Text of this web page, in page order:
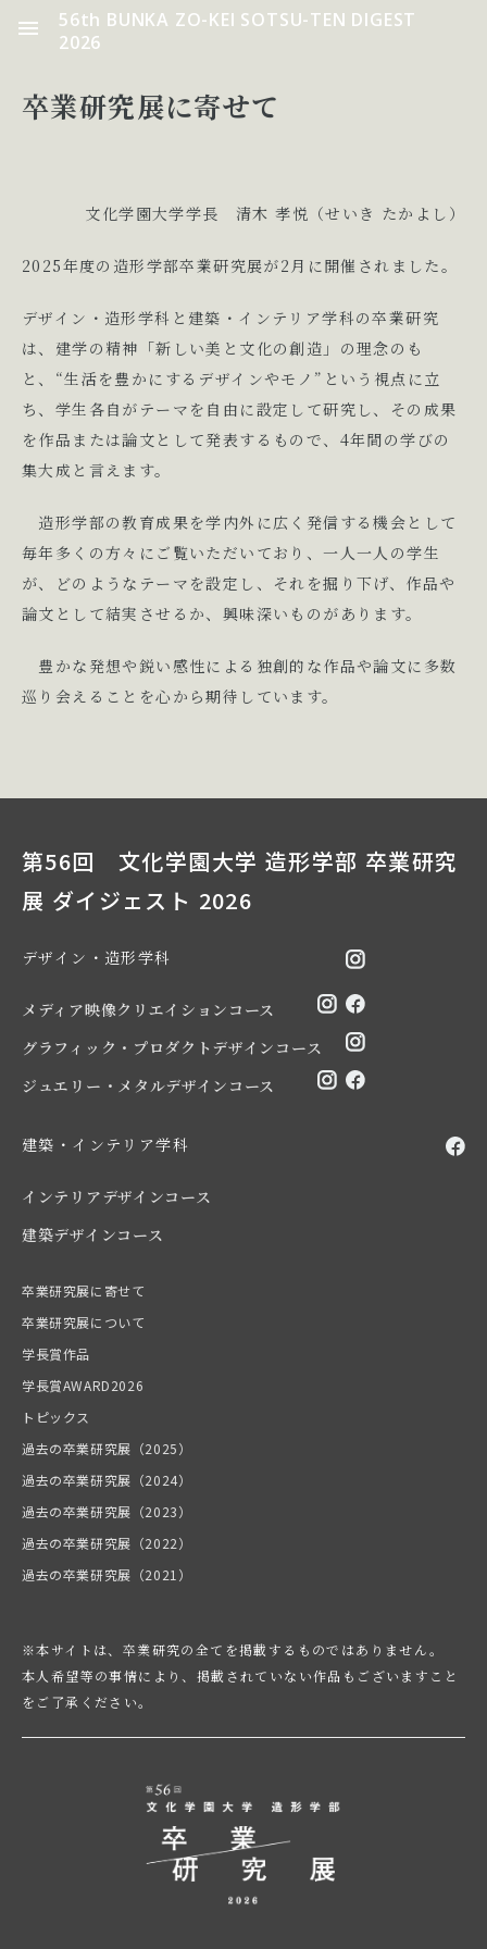
56th BUNKA ZO-KEI SOTSU-TEN DIGEST
2026
卒業研究展に寄せて
文化学園大学学長 清木 孝悦（せいき たかよし）
2025年度の造形学部卒業研究展が2月に開催されました。
デザイン・造形学科と建築・インテリア学科の卒業研究
は、建学の精神「新しい美と文化の創造」の理念のも
と、“生活を豊かにするデザインやモノ”という視点に立
ち、学生各自がテーマを自由に設定して研究し、その成果
を作品または論文として発表するもので、4年間の学びの
集大成と言えます。
造形学部の教育成果を学内外に広く発信する機会として
毎年多くの方々にご覧いただいており、一人一人の学生
が、どのようなテーマを設定し、それを掘り下げ、作品や
論文として結実させるか、興味深いものがあります。
豊かな発想や鋭い感性による独創的な作品や論文に多数
巡り会えることを心から期待しています。
第56回 文化学園大学 造形学部 卒業研究
展 ダイジェスト 2026
デザイン・造形学科
メディア映像クリエイションコース
グラフィック・プロダクトデザインコース
ジュエリー・メタルデザインコース
建築・インテリア学科
インテリアデザインコース
建築デザインコース
卒業研究展に寄せて
卒業研究展について
学長賞作品
学長賞AWARD2026
トピックス
過去の卒業研究展（2025）
過去の卒業研究展（2024）
過去の卒業研究展（2023）
過去の卒業研究展（2022）
過去の卒業研究展（2021）
※本サイトは、卒業研究の全てを掲載するものではありません。
本人希望等の事情により、掲載されていない作品もございますこと
をご了承ください。